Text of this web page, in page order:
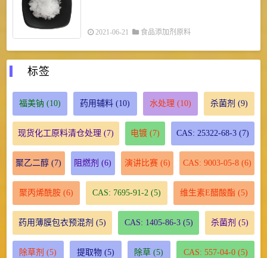
2021-06-21 食品添加剂原料
标签
福美钠 (10) 药用辅料 (10) 水处理 (10) 杀菌剂 (9)
现货化工原料清仓处理 (7) 电镀 (7) CAS: 25322-68-3 (7)
聚乙二醇 (7) 阻燃剂 (6) 演讲比赛(6) CAS: 9003-05-8(6)
聚丙烯酰胺(6) CAS: 7695-91-2 (5) 维生素E醋酸酯 (5)
药用薄膜包衣预混剂 (5) CAS: 1405-86-3(5) 杀菌剂 (5)
除草剂 (5) 提取物(5) 除草 (5) CAS: 557-04-0(5)